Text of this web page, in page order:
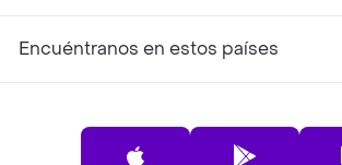
Encuéntranos en estos países